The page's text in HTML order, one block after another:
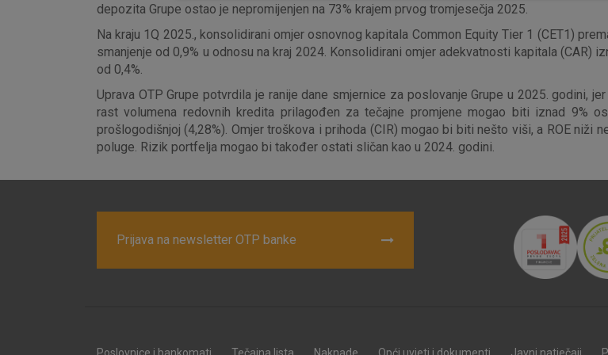
depozita Grupe ostao je nepromijenjen na 73% krajem prvog tromjesečja 2025.
Na kraju 1Q 2025., konsolidirani omjer osnovnog kapitala Common Equity Tier 1 (CET1)
smanjenje od 0,9% u odnosu na kraj 2024. Konsolidirani omjer adekvatnosti kapitala (CAR)
od 0,4%.
Uprava OTP Grupe potvrdila je ranije dane smjernice za poslovanje Grupe u 2025. godini,
rast volumena redovnih kredita prilagođen za tečajne promjene mogao biti iznad 9%
prošlogodišnjoj (4,28%). Omjer troškova i prihoda (CIR) mogao bi biti nešto viši, a ROE niži
poluge. Rizik portfelja mogao bi također ostati sličan kao u 2024. godini.
Prijava na newsletter OTP banke
kolačići
Analitički
Marketinški
Ovi kolačići nužni su za
isključiti u našim
radnje koje uključuju
preglednik možete
pohranjuju nikakve